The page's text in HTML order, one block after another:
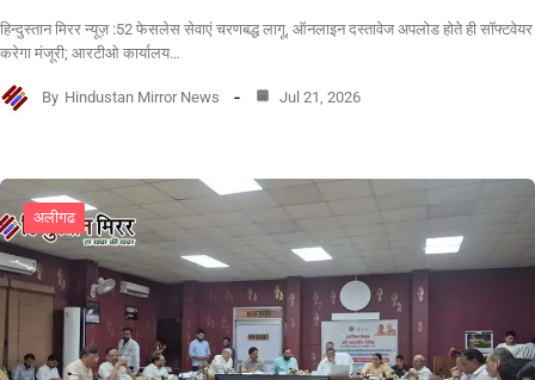
हिन्दुस्तान मिरर न्यूज़ :52 फेसलेस सेवाएं चरणबद्ध लागू, ऑनलाइन दस्तावेज अपलोड होते ही सॉफ्टवेयर
करेगा मंजूरी; आरटीओ कार्यालय…
By Hindustan Mirror News Jul 21, 2026
अलीगढ